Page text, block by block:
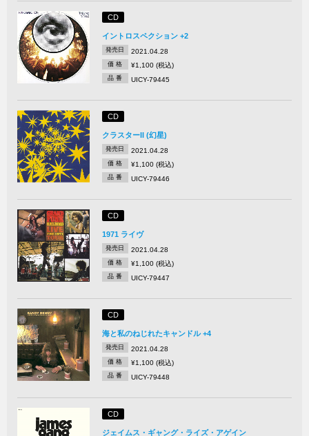
CD
イントロスペクション +2
発売日 2021.04.28
価 格 ¥1,100 (税込)
品 番 UICY-79445
CD
クラスターII (幻星)
発売日 2021.04.28
価 格 ¥1,100 (税込)
品 番 UICY-79446
CD
1971 ライヴ
発売日 2021.04.28
価 格 ¥1,100 (税込)
品 番 UICY-79447
CD
海と私のねじれたキャンドル +4
発売日 2021.04.28
価 格 ¥1,100 (税込)
品 番 UICY-79448
CD
ジェイムス・ギャング・ライズ・アゲイン